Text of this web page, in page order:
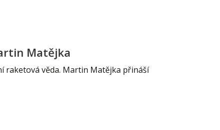
Matějka
raketová věda. Martin Matějka přináší